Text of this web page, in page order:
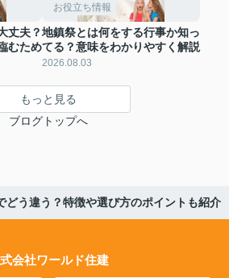
丈夫？
むため
お役立ち情報
地鎮祭とは何をする行事か知っ
てる？意味をわかりやすく解説
2026.08.03
もっと見る
ブログトップへ
どう違う？特徴や選び方のポイントも紹介
会社ワールド住建